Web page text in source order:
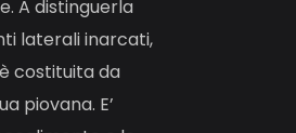
A distinguerla
laterali inarcati,
costituita da
piovana. E’